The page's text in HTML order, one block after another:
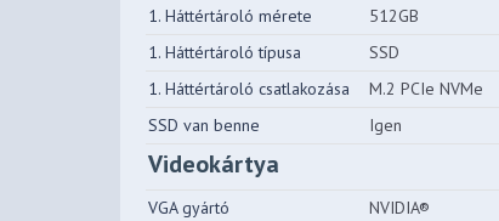
1. Háttértároló mérete
512GB
1. Háttértároló típusa
SSD
1. Háttértároló csatlakozása
M.2 PCIe NVMe
SSD van benne
Igen
Videokártya
VGA gyártó
NVIDIA®